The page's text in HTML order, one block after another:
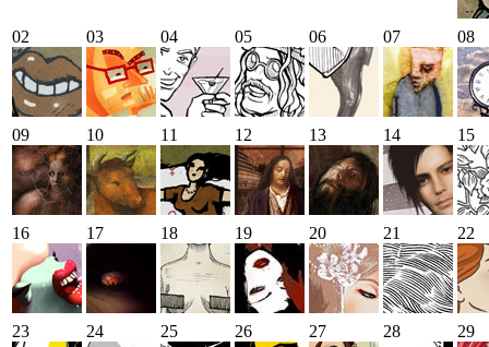
02 03 04 05 06 07 08
09 10 11 12 13 14 15
16 17 18 19 20 21 22
23 24 25 26 27 28 29